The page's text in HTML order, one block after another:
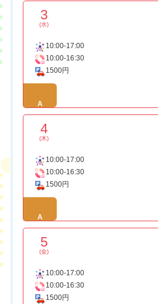
3
(水)
10:00-17:00
10:00-16:30
1500円
A
4
(木)
10:00-17:00
10:00-16:30
1500円
A
5
(金)
10:00-17:00
10:00-16:30
1500円